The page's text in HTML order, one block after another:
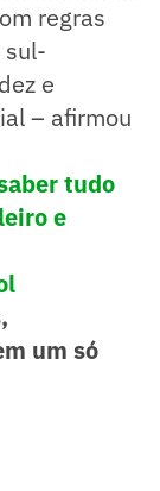
regras
sul-
e
– afirmou
tudo
e
um só